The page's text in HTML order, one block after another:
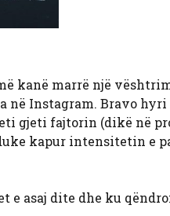
kanë marrë një
në Instagram. Bravo
gjeti fajtorin (dikë në
kapur intensitetin e
asaj dite dhe ku